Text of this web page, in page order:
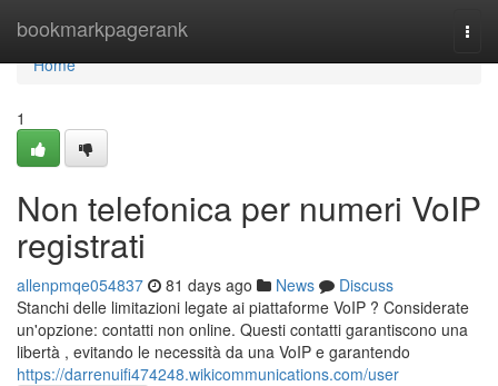
bookmarkpagerank
Home
Home
1
Non telefonica per numeri VoIP
registrati
allenpmqe054837 81 days ago News
Discuss
Stanchi delle limitazioni legate ai piattaforme VoIP ? Considerate
un'opzione: contatti non online. Questi contatti garantiscono una
libertà , evitando le necessità da una VoIP e garantendo
https://darrenuifi474248.wikicommunications.com/user